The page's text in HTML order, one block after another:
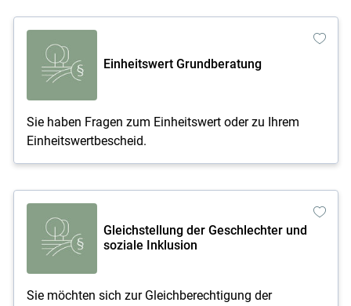
Einheitswert Grundberatung
Sie haben Fragen zum Einheitswert oder zu Ihrem
Einheitswertbescheid.
Gleichstellung der Geschlechter und
soziale Inklusion
Sie möchten sich zur Gleichberechtigung der